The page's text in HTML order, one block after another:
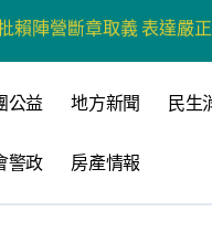
共營環保生態環境
位選戰新平台 公開五大亮
發展
互批 柯志恩：國民黨版
公益 地方新聞 民生
警政 房產情報